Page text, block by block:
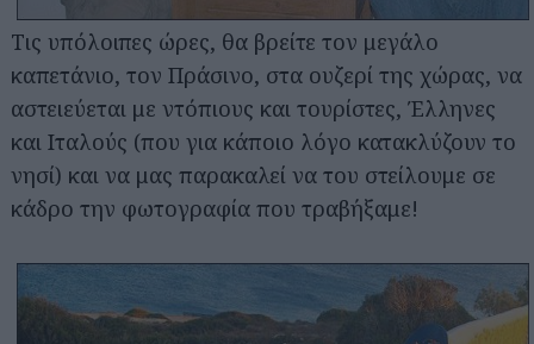
Τις υπόλοιπες ώρες, θα βρείτε τον μεγάλο
καπετάνιο, τον Πράσινο, στα ουζερί της χώρας, να
αστειεύεται με ντόπιους και τουρίστες, Έλληνες
και Ιταλούς (που για κάποιο λόγο κατακλύζουν το
νησί) και να μας παρακαλεί να του στείλουμε σε
κάδρο την φωτογραφία που τραβήξαμε!